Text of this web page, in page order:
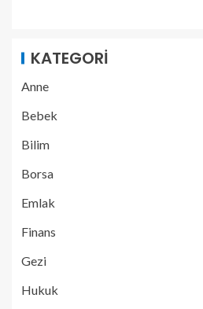
KATEGORI
Anne
Bebek
Bilim
Borsa
Emlak
Finans
Gezi
Hukuk